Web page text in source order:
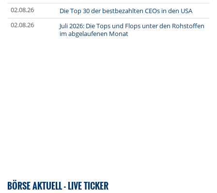
02.08.26
Die Top 30 der bestbezahlten CEOs in den USA
02.08.26
Juli 2026: Die Tops und Flops unter den Rohstoffen
im abgelaufenen Monat
BÖRSE AKTUELL - LIVE TICKER